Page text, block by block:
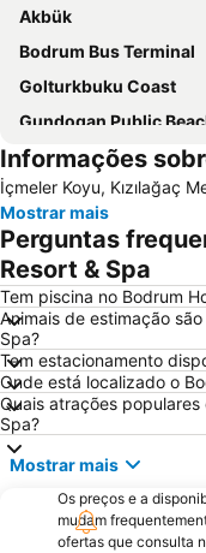
Akbük
Bodrum Bus Terminal
Golturkbuku Coast
Gundogan Public
Halikarnas
Marina Kos
Tigaki
Milas - Bodrum Airport
Mavisehir
Informações
İçmeler Koyu, Kızılağaç
Mostrar mais
Perguntas
Resort & Spa
Tem piscina no Bodrum
Animais de estimação
Spa?
Tem estacionamento
Onde está localizado o
Quais atrações
Spa?
Mostrar mais
Os preços e a
mudam
ofertas que consulta